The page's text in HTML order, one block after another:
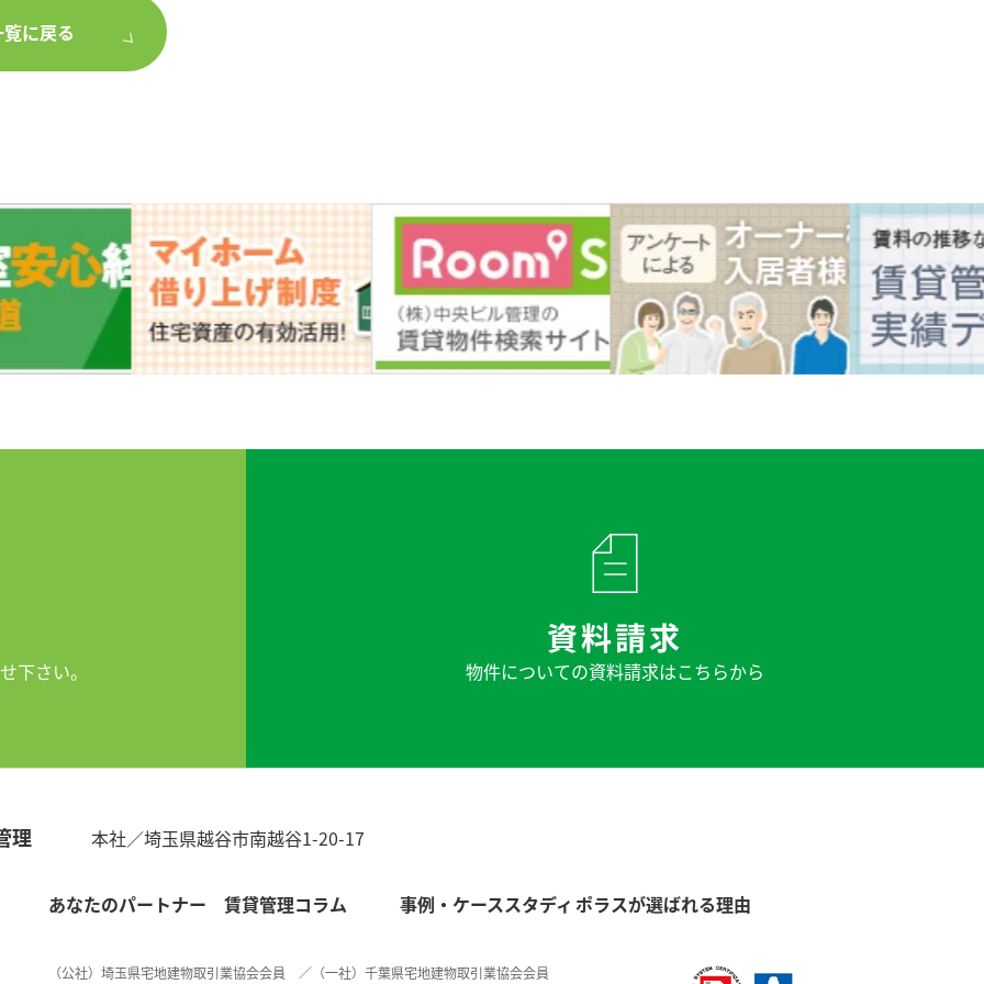
に戻る
下さい。
資料請求
物件についての資料請求はこちらから
理 本社／埼玉県越谷市南越谷1-20-17
あなたのパートナー 賃貸管理コラム 事例・ケーススタディ ポラスが選ばれる理由
（公社）埼玉県宅地建物取引業協会会員 ／（一社）千葉県宅地建物取引業協会会員